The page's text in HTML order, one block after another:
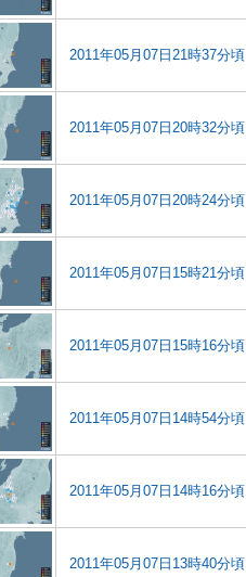
2011年05月07日21時37分頃
2011年05月07日20時32分頃
2011年05月07日20時24分頃
2011年05月07日15時21分頃
2011年05月07日15時16分頃
2011年05月07日14時54分頃
2011年05月07日14時16分頃
2011年05月07日13時40分頃